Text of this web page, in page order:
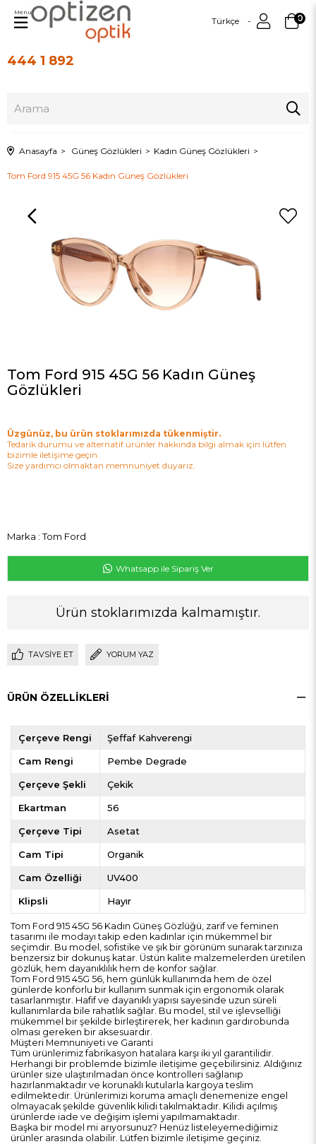
444 1 892
Türkçe 0
Menu
Anasayfa Güneş Gözlükleri Kadın Güneş Gözlükleri
Tom Ford 915 45G 56 Kadın Güneş Gözlükleri
Tom Ford 915 45G 56 Kadın Güneş
Gözlükleri
Üzgünüz, bu ürün stoklarımızda tükenmiştir.
Tedarik durumu ve alternatif ürünler hakkında bilgi almak için lütfen
bizimle iletişime geçin.
Size yardımcı olmaktan memnuniyet duyarız.
Marka : Tom Ford
Whatsapp ile Sipariş Ver
Ürün stoklarımızda kalmamıştır.
TAVSIYE ET YORUM YAZ
ÜRÜN ÖZELLIKLERI
Çerçeve Rengi Şeffaf Kahverengi
Cam Rengi Pembe Degrade
Çerçeve Şekli Çekik
Ekartman 56
Çerçeve Tipi Asetat
Cam Tipi Organik
Cam Özelliği UV400
Klipsli Hayır
Tom Ford 915 45G 56 Kadın Güneş Gözlüğü, zarif ve feminen
tasarımı ile modayı takip eden kadınlar için mükemmel bir
seçimdir. Bu model, sofistike ve şık bir görünüm sunarak tarzınıza
benzersiz bir dokunuş katar. Üstün kalite malzemelerden üretilen
gözlük, hem dayanıklılık hem de konfor sağlar.
Tom Ford 915 45G 56, hem günlük kullanımda hem de özel
günlerde konforlu bir kullanım sunmak için ergonomik olarak
tasarlanmıştır. Hafif ve dayanıklı yapısı sayesinde uzun süreli
kullanımlarda bile rahatlık sağlar. Bu model, stil ve işlevselliği
mükemmel bir şekilde birleştirerek, her kadının gardırobunda
olması gereken bir aksesuardır.
Müşteri Memnuniyeti ve Garanti
Tüm ürünlerimiz fabrikasyon hatalara karşı iki yıl garantilidir.
Herhangi bir problemde bizimle iletişime geçebilirsiniz. Aldığınız
ürünler size ulaştırılmadan önce kontrolleri sağlanıp
hazırlanmaktadır ve korunaklı kutularla kargoya teslim
edilmektedir. Ürünlerimizi koruma amaçlı denemenize engel
olmayacak şekilde güvenlik kilidi takılmaktadır. Kilidi açılmış
ürünlerde iade ve değişim işlemi yapılmamaktadır.
Başka bir model mi arıyorsunuz? Henüz listeleyemediğimiz
ürünler arasında olabilir. Lütfen bizimle iletişime geçiniz.